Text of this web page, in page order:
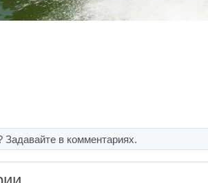
в комментариях.